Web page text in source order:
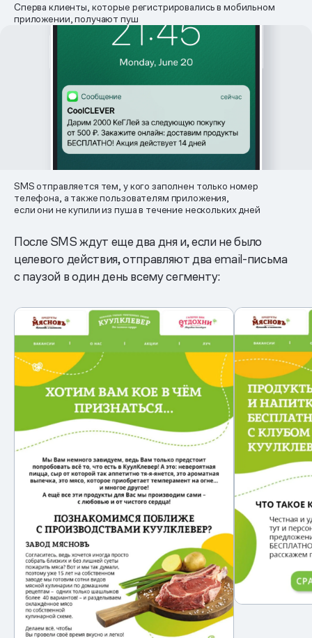
Сперва клиенты, которые регистрировались в мобильном
приложении, получают пуш
SMS отправляется тем, у кого заполнен только номер
телефона, а также пользователям приложения,
если они не купили из пуша в течение нескольких дней
После SMS ждут еще два дня и, если не было
целевого действия, отправляют два email-письма
с паузой в один день всему сегменту: